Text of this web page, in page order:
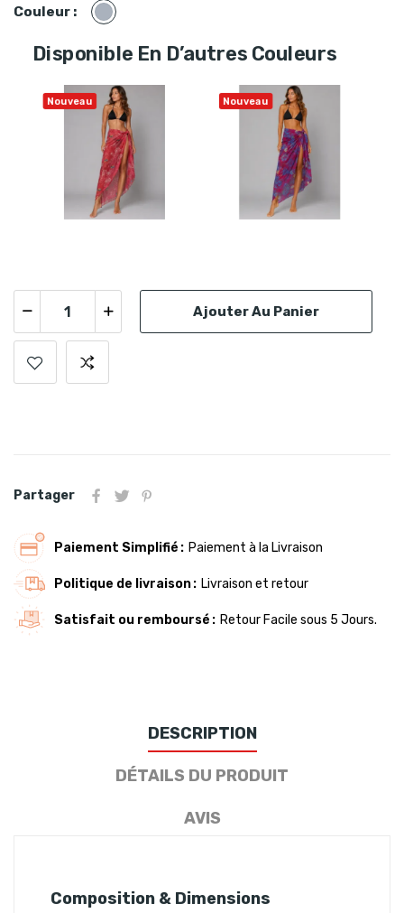
Couleur : Gris
Disponible En D’autres Couleurs
Nouveau Nouveau
Ajouter Au Panier
Partager
Paiement Simplifié Paiement à la Livraison
Politique de livraison Livraison et retour
Satisfait ou remboursé Retour Facile sous 5 Jours.
DESCRIPTION
DÉTAILS DU PRODUIT
AVIS
Composition & Dimensions